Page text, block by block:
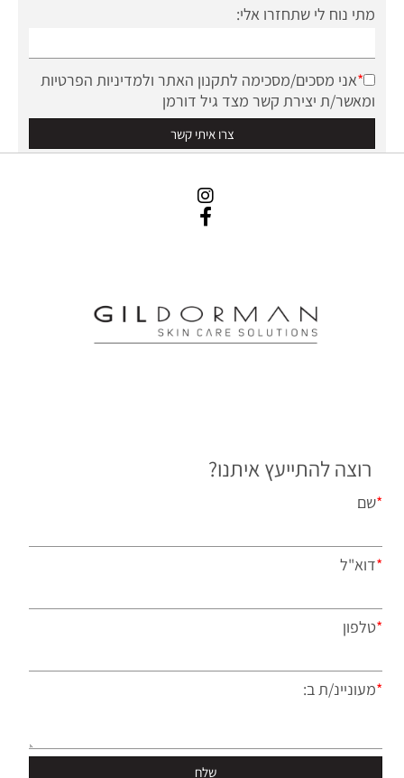
מתי נוח לי שתחזרו אלי:
*אני מסכים/מסכימה לתקנון האתר ולמדיניות הפרטיות
ומאשר/ת יצירת קשר מצד גיל דורמן
רוצה להתייעץ איתנו?
*שם
*דוא"ל
*טלפון
*מעוניינ/ת ב: